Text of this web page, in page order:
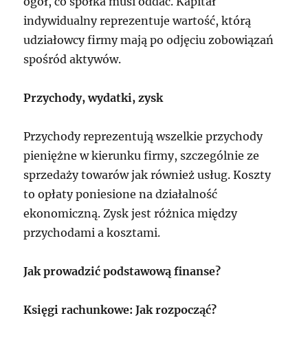
indywidualny reprezentuje wartość, którą
udziałowcy firmy mają po odjęciu zobowiązań
spośród aktywów.
Przychody, wydatki, zysk
Przychody reprezentują wszelkie przychody
pieniężne w kierunku firmy, szczególnie ze
sprzedaży towarów jak również usług. Koszty
to opłaty poniesione na działalność
ekonomiczną. Zysk jest różnica między
przychodami a kosztami.
Jak prowadzić podstawową finanse?
Księgi rachunkowe: Jak rozpocząć?